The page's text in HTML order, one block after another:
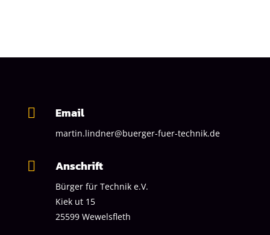
 Email
martin.lindner@buerger-fuer-technik.de
 Anschrift
Bürger für Technike.V.
Kiek ut 15
25599 Wewelsfleth